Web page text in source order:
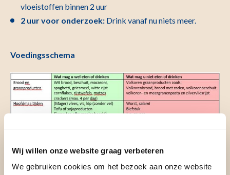
Wij willen onze website graag verbeteren
We gebruiken cookies om het bezoek aan onze website
vloeistoffen binnen 2 uur
2 uur voor onderzoek: Drink vanaf nu niets meer.
Voedingsschema